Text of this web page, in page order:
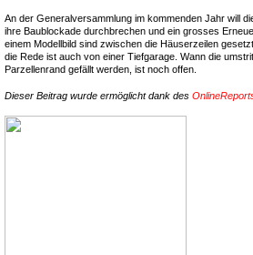
An der Generalversammlung im kommenden Jahr will
ihre Baublockade durchbrechen und ein grosses
einem Modellbild sind zwischen die Häuserzeilen
die Rede ist auch von einer Tiefgarage. Wann die
Parzellenrand gefällt werden, ist noch offen.
Dieser Beitrag wurde ermöglicht dank des